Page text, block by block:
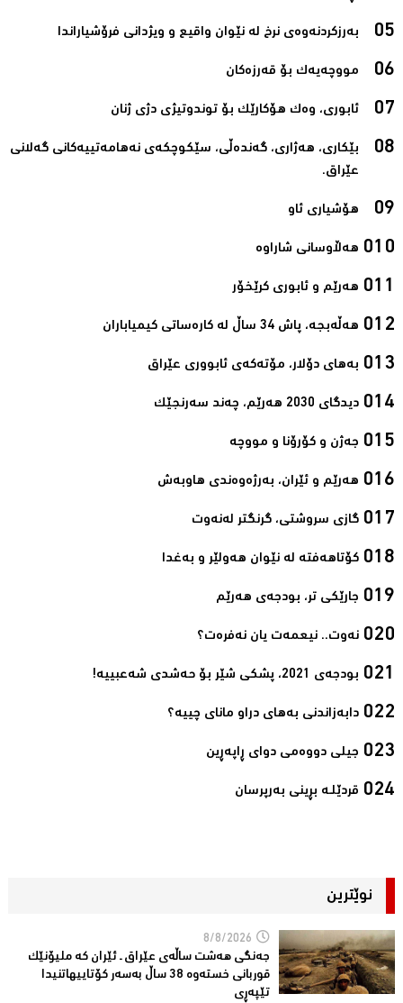
بەرزکردنەوەی نرخ لە نێوان واقیع و ویژدانی فرۆشیاراندا‌
مووچەیەک بۆ قەرزەکان‌
ئابوری، وەك هۆکارێک بۆ توندوتیژی دژی ژنان‌
بێکاری، هەژاری، گەندەڵی، سێکوچکەی نەهامەتییەکانی گەلانی
عێراق.‌
هۆشیاری ئاو‌
هەڵاوسانی شاراوە‌
هەرێم و ئابوری کرێخۆر‌
هەڵەبجە، پاش 34 ساڵ لە کارەساتی کیمیاباران‌
بەهای دۆلار، مۆتەکەی ئابووری عێراق‌
دیدگای 2030 هەرێم، چەند سەرنجێک‌
جەژن و کۆرۆنا و مووچە‌
هەرێم و ئێران، بەرژەوەندی هاوبەش‌
گازی سروشتی، گرنگتر لەنەوت‌
کۆتاهەفتە لە نێوان هەولێر و بەغدا‌
جارێکی تر، بودجەی هەرێم‌
نەوت.. نیعمەت یان نەفرەت؟‌
بودجەی 2021، پشکی شێر بۆ حەشدی شەعبییە!‌
دابەزاندنی بەهای دراو مانای چییە؟‌
جیلی دووەمی دوای ڕاپەڕین‌
قردێلـە بڕینی بەرپرسان‌
نوێترین
8/8/2026
جەنگی هەشت ساڵەی عێراق ـ ئێران کە ملیۆنێک
قوربانى خستەوە 38 ساڵ بەسەر كۆتاییهاتنیدا
تێپەڕى